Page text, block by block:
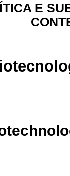
E